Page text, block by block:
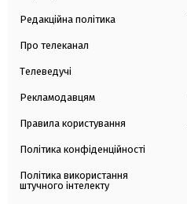
Редакційна політика
Про телеканал
Телеведучі
Рекламодавцям
Правила користування
Політика конфіденційності
Політика використання
штучного інтелекту